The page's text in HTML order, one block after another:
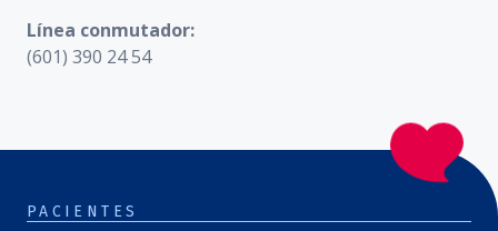
Línea conmutador:
(601) 390 24 54
PACIENTES